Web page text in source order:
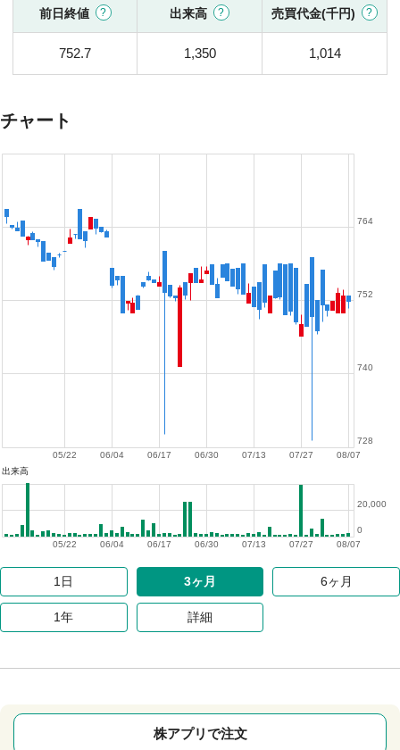
前日終値 出来高 売買代金(千円)
752.7 1,350 1,014
チャート
08/07
07/27
07/13
06/30
06/17
06/04
05/22
728
740
752
764
出来高
08/07
07/27
07/13
06/30
06/17
06/04
05/22
0
20,000
1日 3ヶ月 6ヶ月
1年 詳細
株アプリで注文